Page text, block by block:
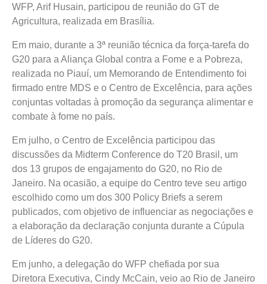
WFP, Arif Husain, participou de reunião do GT de
Agricultura, realizada em Brasília.
Em maio, durante a 3ª reunião técnica da força-tarefa do
G20 para a Aliança Global contra a Fome e a Pobreza,
realizada no Piauí, um Memorando de Entendimento foi
firmado entre MDS e o Centro de Excelência, para ações
conjuntas voltadas à promoção da segurança alimentar e
combate à fome no país.
Em julho, o Centro de Excelência participou das
discussões da Midterm Conference do T20 Brasil, um
dos 13 grupos de engajamento do G20, no Rio de
Janeiro. Na ocasião, a equipe do Centro teve seu artigo
escolhido como um dos 300 Policy Briefs a serem
publicados, com objetivo de influenciar as negociações e
a elaboração da declaração conjunta durante a Cúpula
de Líderes do G20.
Em junho, a delegação do WFP chefiada por sua
Diretora Executiva, Cindy McCain, veio ao Rio de Janeiro